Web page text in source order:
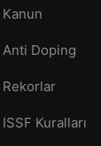
Kanun
Anti Doping
Rekorlar
ISSF Kuralları